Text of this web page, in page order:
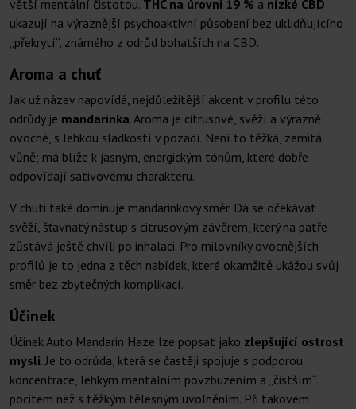
větší mentální čistotou. THC na úrovni 19 % a nízké CBD
ukazují na výraznější psychoaktivní působení bez uklidňujícího
„překrytí“, známého z odrůd bohatších na CBD.
Aroma a chuť
Jak už název napovídá, nejdůležitější akcent v profilu této
odrůdy je mandarinka. Aroma je citrusové, svěží a výrazně
ovocné, s lehkou sladkostí v pozadí. Není to těžká, zemitá
vůně; má blíže k jasným, energickým tónům, které dobře
odpovídají sativovému charakteru.
V chuti také dominuje mandarinkový směr. Dá se očekávat
svěží, šťavnatý nástup s citrusovým závěrem, který na patře
zůstává ještě chvíli po inhalaci. Pro milovníky ovocnějších
profilů je to jedna z těch nabídek, které okamžitě ukážou svůj
směr bez zbytečných komplikací.
Účinek
Účinek Auto Mandarin Haze lze popsat jako zlepšující ostrost
mysli. Je to odrůda, která se častěji spojuje s podporou
koncentrace, lehkým mentálním povzbuzením a „čistším“
pocitem než s těžkým tělesným uvolněním. Při takovém